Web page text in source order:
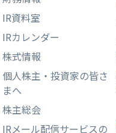
IR資料室
IRカレンダー
株式情報
個人株主・投資家の皆さ
まへ
株主総会
IRメール配信サービスの